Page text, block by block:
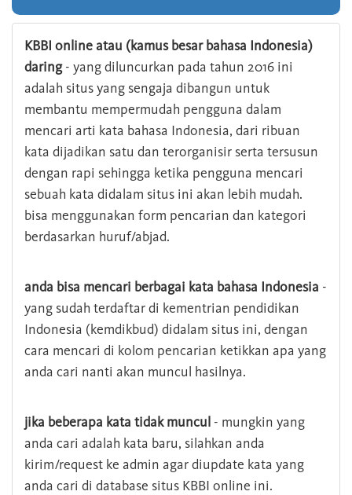
KBBI online atau (kamus besar bahasa Indonesia)
daring- yang diluncurkan pada tahun 2016 ini
adalah situs yang sengaja dibangun untuk
membantu mempermudah pengguna dalam
mencari arti kata bahasa Indonesia, dari ribuan
kata dijadikan satu dan terorganisir serta tersusun
dengan rapi sehingga ketika pengguna mencari
sebuah kata didalam situs ini akan lebih mudah.
bisa menggunakan form pencarian dan kategori
berdasarkan huruf/abjad.
anda bisa mencari berbagai kata bahasa Indonesia -
yang sudah terdaftar di kementrian pendidikan
Indonesia (kemdikbud) didalam situs ini, dengan
cara mencari di kolom pencarian ketikkan apa yang
anda cari nanti akan muncul hasilnya.
jika beberapa kata tidak muncul - mungkin yang
anda cari adalah kata baru, silahkan anda
kirim/request ke admin agar diupdate kata yang
anda cari di database situs KBBI online ini.